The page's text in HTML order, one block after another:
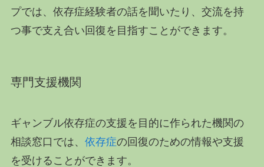
プでは、依存症経験者の話を聞いたり、交流を持
つ事で支え合い回復を目指すことができます。
専門支援機関
ギャンブル依存症の支援を目的に作られた機関の
相談窓口では、 依存症の回復のための情報や支援
を受けることができます。